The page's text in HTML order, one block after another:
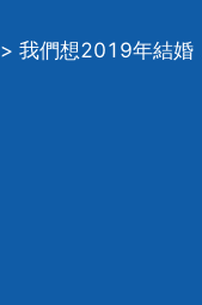
> 我們想2019年結婚